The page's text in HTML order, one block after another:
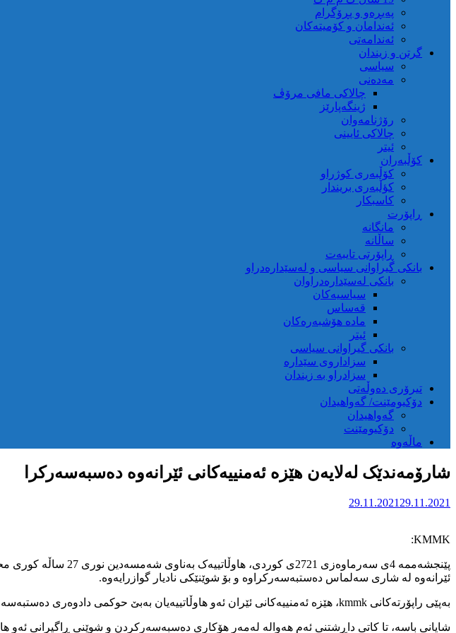
پەیڕەو و پڕۆگرام
ئەندامان و کۆمیتەکان
ئەندامەتی
گرتن و زیندان
سیاسی
مەدەنی
چالاکی مافی مرۆڤ
ژینگەپارێز
رۆژنامەوان
چالاکی ئایینی
ئیتر
کۆڵبەران
کۆڵبەری کوژراو
کؤڵبەری بریندار
کاسبکار
ڕاپۆرت
مانگانە
ساڵانە
ڕاپۆرتی تایبەت
بانکی گیراوانی سیاسی و لەسێدارەدراو
بانکی لەسێدارەدراوان
سیاسیەکان
قەساس
مادە هۆشبەرەکان
ئیتر
بانکی گیراوانی سیاسی
سزاداروی سێدارە
سزادراو بە زیندان
تیرۆری دەوڵەتی
دۆکیومێنت/ گەواهیدان
گەواهیدان
دۆکیومێنت
ماڵەوە
شارۆمەندێک لەلایەن هێزە ئەمنییەکانی ئێرانەوە دەسبەسەرکرا
29.11.2021 29.11.2021
KMMK:
پێنجشەممە 4ی
ئێرانەوە لە شاری سەلماس دەستبەسەرکراوە و بۆ شوێنێکی نادیار گوازرایەوە.
بەپێی راپۆرتەکانی kmmk، هێزە ئەمنییەکانی ئێران ئەو هاوڵاتییەیان بەبێ حوکمی دادوەری دەستبەسەرکردووە و لە دەسپێگەیشتن بە پارێزەر و چاوپێکەوتن لەگەڵ بنەماڵەکەیدا بێبەر کراوە.
شایانی باسە، تا کاتی داڕشتنی ئەم هەوالە لەمەر هۆکاری دەسبەسەرکردن و شوێنی ڕاگیرانی ئەو